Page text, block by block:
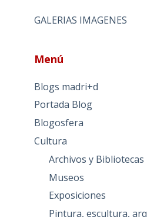
GALERIAS IMAGENES
Menú
Blogs madri+d
Portada Blog
Blogosfera
Cultura
Archivos y Bibliotecas
Museos
Exposiciones
Pintura, escultura,